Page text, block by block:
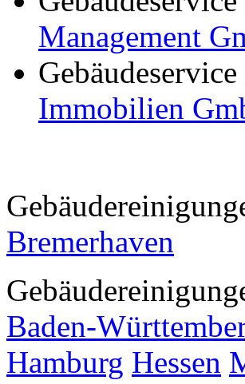
Management
Immobilien
Bremerhaven
Baden-
Hamburg Hessen